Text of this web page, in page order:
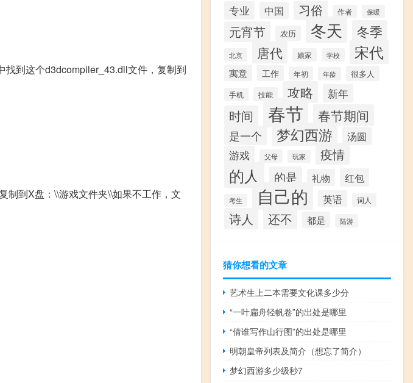
到这个d3dcompiler_43.dll文件，复制到
制到X盘：\\游戏文件夹\\如果不工作，文
专业 中国 习俗 作者 保暖
元宵节 农历 冬天 冬季
北京 唐代 娘家 学校 宋代
寓意 工作 年初 年龄 很多人
手机 技能 攻略 新年
时间 春节 春节期间
是一个 梦幻西游
汤圆
游戏
父母 玩家 疫情
的人 的是 礼物 红包
考生 自己的 英语 词人
诗人 还不 都是 陆游
猜你想看的文章
艺术生上二本需要文化课多少分
“一叶扁舟轻帆卷”的出处是哪里
“倩谁写作山行图”的出处是哪里
明朝皇帝列表及简介（想忘了简介）
梦幻西游多少级秒7